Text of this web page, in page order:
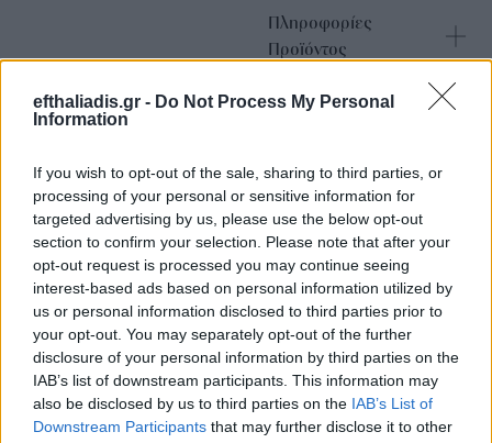
efthaliadis.gr - Do Not Process My Personal
Information
If you wish to opt-out of the sale, sharing to third parties, or
processing of your personal or sensitive information for
targeted advertising by us, please use the below opt-out
section to confirm your selection. Please note that after your
opt-out request is processed you may continue seeing
interest-based ads based on personal information utilized by
us or personal information disclosed to third parties prior to
your opt-out. You may separately opt-out of the further
disclosure of your personal information by third parties on the
IAB’s list of downstream participants. This information may
also be disclosed by us to third parties on the IAB’s List of
Downstream Participants that may further disclose it to other
Πληροφορίες
Προϊόντος
Επιλογές Που Ταιριάζουν
Ανακαλύψτε τα κοσμήματα που αγαπήθηκαν περισσότερο!
Εδώ θα βρείτε τις κορυφαίες επιλογές που ξεχωρίζουν για
το μοναδικό τους στυλ και την εξαιρετική τους ποιότητα.
ΑΝΟΞΕΊΔΩΤΟ ΑΤΣΆΛΙ -10%